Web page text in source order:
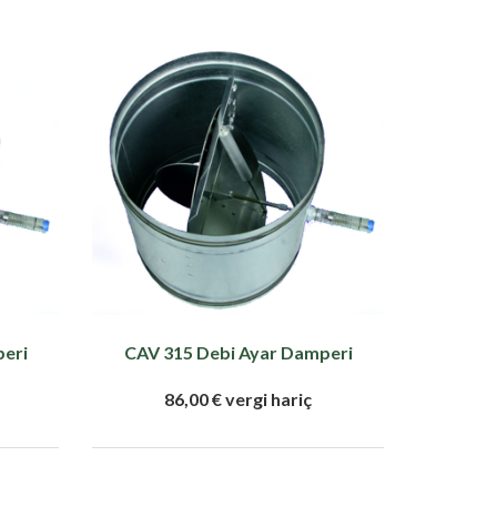
CAV 315 Debi Ayar Damperi
86,00 € vergi hariç